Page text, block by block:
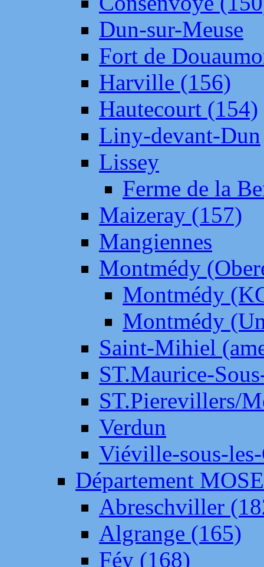
Dun-sur-Meuse
Fort de
Harville (156)
Hautecourt (154)
Liny-devant-Dun
Lissey
Ferme de la
Maizeray (157)
Mangiennes
Montmédy
Montmédy
Montmédy
Saint-Mihiel
ST.Maurice-
ST.Pierevillers/
Verdun
Viéville-sous-
Département
Abreschviller
Algrange (165)
Féy (168)